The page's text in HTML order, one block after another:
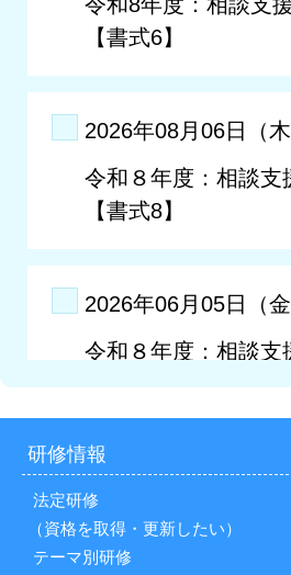
研修情報
法定研修
（資格を取得・更新したい）
テーマ別研修